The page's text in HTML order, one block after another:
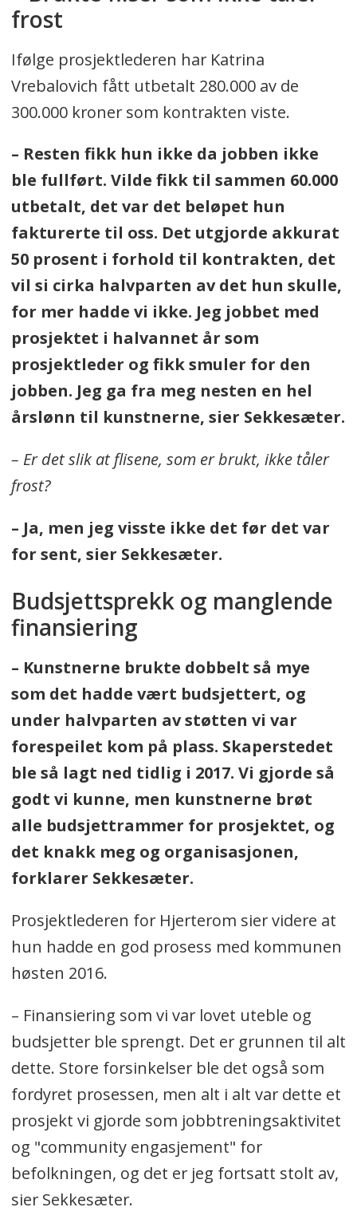
frost
Ifølge prosjektlederen har Katrina
Vrebalovich fått utbetalt 280.000 av de
300.000 kroner som kontrakten viste.
– Resten fikk hun ikke da jobben ikke
ble fullført. Vilde fikk til sammen 60.000
utbetalt, det var det beløpet hun
fakturerte til oss. Det utgjorde akkurat
50 prosent i forhold til kontrakten, det
vil si cirka halvparten av det hun skulle,
for mer hadde vi ikke. Jeg jobbet med
prosjektet i halvannet år som
prosjektleder og fikk smuler for den
jobben. Jeg ga fra meg nesten en hel
årslønn til kunstnerne, sier Sekkesæter.
– Er det slik at flisene, som er brukt, ikke tåler
frost?
– Ja, men jeg visste ikke det før det var
for sent, sier Sekkesæter.
Budsjettsprekk og manglende
finansiering
– Kunstnerne brukte dobbelt så mye
som det hadde vært budsjettert, og
under halvparten av støtten vi var
forespeilet kom på plass. Skaperstedet
ble så lagt ned tidlig i 2017. Vi gjorde så
godt vi kunne, men kunstnerne brøt
alle budsjettrammer for prosjektet, og
det knakk meg og organisasjonen,
forklarer Sekkesæter.
Prosjektlederen for Hjerterom sier videre at
hun hadde en god prosess med kommunen
høsten 2016.
– Finansiering som vi var lovet uteble og
budsjetter ble sprengt. Det er grunnen til alt
dette. Store forsinkelser ble det også som
fordyret prosessen, men alt i alt var dette et
prosjekt vi gjorde som jobbtreningsaktivitet
og "community engasjement" for
befolkningen, og det er jeg fortsatt stolt av,
sier Sekkesæter.